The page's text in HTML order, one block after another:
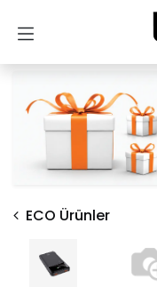
ECO Ürünler